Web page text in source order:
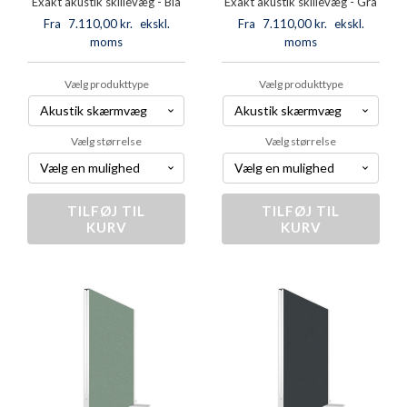
Fra
7.110,00kr. ekskl.
moms
Vælg produkttype
Vælg størrelse
Exakt
akustik
skillevæg
antal
TILFØJ TIL
KURV
Fra
7.110,00kr. ekskl.
moms
Vælg produkttype
Vælg størrelse
Exakt
akustik
skillevæg
antal
TILFØJ TIL
KURV